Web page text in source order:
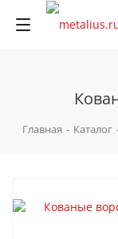
Главная - Каталог